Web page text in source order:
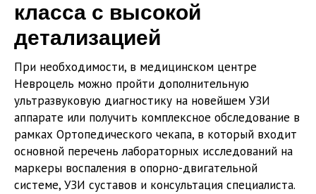
класса с высокой
детализацией
При необходимости, в медицинском центре
Невроцель можно пройти дополнительную
ультразвуковую диагностику на новейшем УЗИ
аппарате или получить комплексное обследование в
рамках Ортопедического чекапа, в который входит
основной перечень лабораторных исследований на
маркеры воспаления в опорно-двигательной
системе, УЗИ суставов и консультация специалиста.